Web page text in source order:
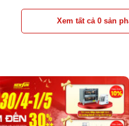
Xem tất cả 0 sản